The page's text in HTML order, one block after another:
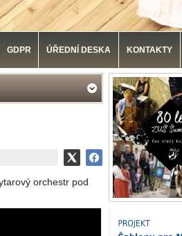
GDPR ÚŘEDNÍ DESKA KONTAKTY
orchestr pod